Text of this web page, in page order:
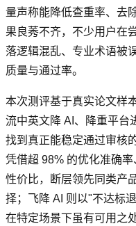
量声称能降低查重率、去
果良莠不齐，不少用户在
落逻辑混乱、专业术语被
质量与通过率。
本次测评基于真实论文样
流中英文降 AI、降重平台
找到真正能稳定通过审核
凭借超 98% 的优化准确
性价比，断层领先同类产
择；飞降 AI 则以"不达标
在特定场景下虽有可用之